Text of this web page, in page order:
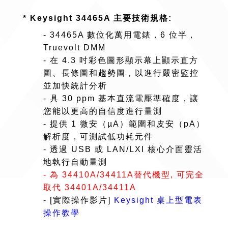
* Keysight 34465A 主要技術規格:
- 34465A 數位化萬用電錶，6 位半，
Truevolt DMM
- 在 4.3 吋彩色圖形顯示幕上顯示直方
圖、長條圖和趨勢圖，以進行嚴密監控
並加快統計分析
- 具 30 ppm 基本直流電壓準確度，讓
您能以更高的自信度進行量測
- 提供 1 微安（µA）範圍和皮安（pA）
解析度，可測試低功耗元件
- 透過 USB 或 LAN/LXI 核心介面靈活
地執行自動量測
- 為 34410A/34411A替代機型, 可完全
取代 34401A/34411A
- [實際操作影片]
Keysight 桌上型電表
操作教學